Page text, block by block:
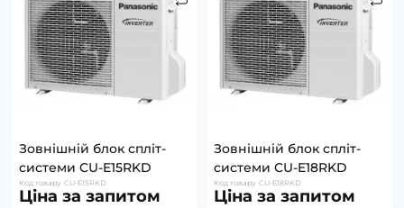
Зовнішній блок спліт-
системи CU-E15RKD
Код товару: CU-E15RKD
Ціна за запитом
Зовнішній блок спліт-
системи CU-E18RKD
Код товару: CU-E18RKD
Ціна за запитом